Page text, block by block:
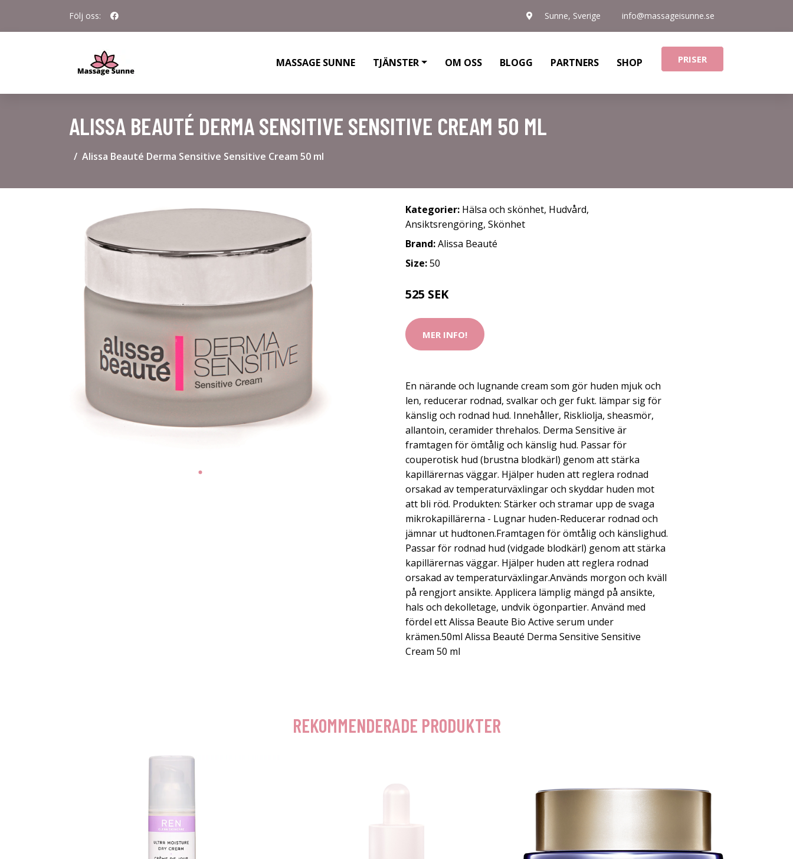
Följ oss: Sunne, Sverige info@massageisunne.se
MASSAGE SUNNE TJÄNSTER OM OSS BLOGG PARTNERS SHOP PRISER
ALISSA BEAUTÉ DERMA SENSITIVE SENSITIVE CREAM 50 ML
Alissa Beauté Derma Sensitive Sensitive Cream 50 ml
Kategorier: Hälsa och skönhet, Hudvård,
Ansiktsrengöring, Skönhet
Brand:Alissa Beauté
Size:50
525 SEK
MER INFO!
En närande och lugnande cream som gör huden mjuk och
len, reducerar rodnad, svalkar och ger fukt. lämpar sig för
känslig och rodnad hud. Innehåller, Riskliolja, sheasmör,
allantoin, ceramider threhalos. Derma Sensitive är
framtagen för ömtålig och känslig hud. Passar för
couperotisk hud (brustna blodkärl) genom att stärka
kapillärernas väggar. Hjälper huden att reglera rodnad
orsakad av temperaturväxlingar och skyddar huden mot
att bli röd. Produkten: Stärker och stramar upp de svaga
mikrokapillärerna - Lugnar huden-Reducerar rodnad och
jämnar ut hudtonen.Framtagen för ömtålig och känslighud.
Passar för rodnad hud (vidgade blodkärl) genom att stärka
kapillärernas väggar. Hjälper huden att reglera rodnad
orsakad av temperaturväxlingar.Används morgon och kväll
på rengjort ansikte. Applicera lämplig mängd på ansikte,
hals och dekolletage, undvik ögonpartier. Använd med
fördel ett Alissa Beaute Bio Active serum under
krämen.50ml Alissa Beauté Derma Sensitive Sensitive
Cream 50 ml
REKOMMENDERADE PRODUKTER